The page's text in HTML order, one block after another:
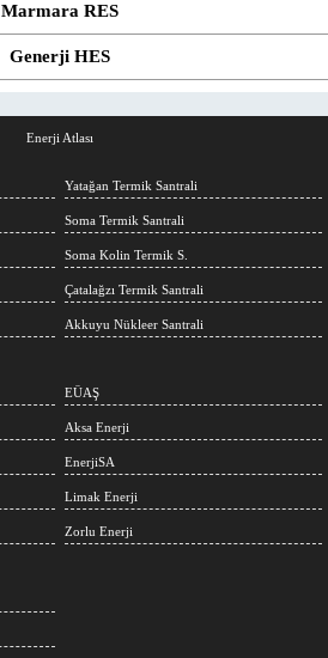
Marmara RES
Generji HES
Enerji Atlası
Yatağan Termik Santrali
Soma Termik Santrali
Soma Kolin Termik S.
Çatalağzı Termik Santrali
Akkuyu Nükleer Santrali
EÜAŞ
Aksa Enerji
EnerjiSA
Limak Enerji
Zorlu Enerji